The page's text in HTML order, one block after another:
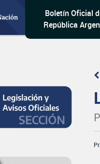
Boletín Oficial
República